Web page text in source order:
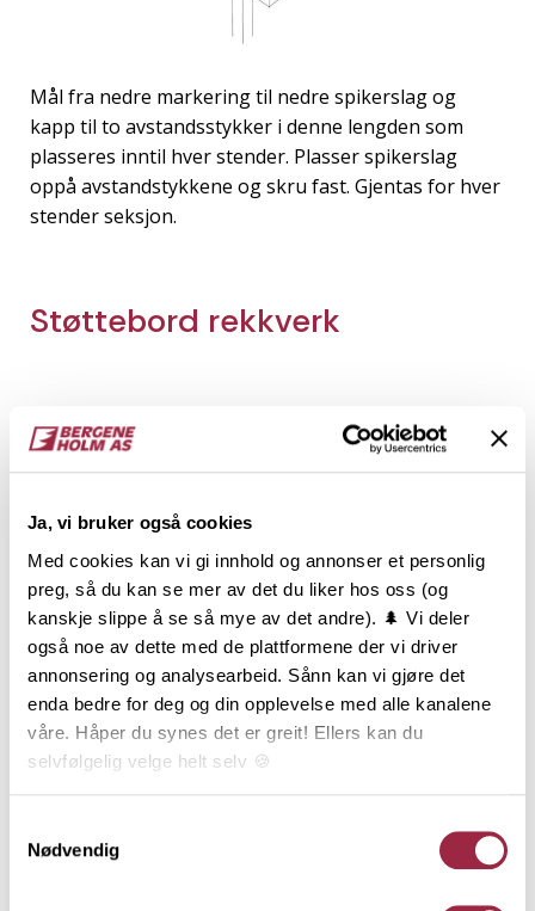
Ja, vi bruker også cookies
Med cookies kan vi gi innhold og annonser et personlig
preg, så du kan se mer av det du liker hos oss (og
kanskje slippe å se så mye av det andre). 🌲 Vi deler
også noe av dette med de plattformene der vi driver
annonsering og analysearbeid. Sånn kan vi gjøre det
enda bedre for deg og din opplevelse med alle kanalene
våre. Håper du synes det er greit! Ellers kan du
selvfølgelig velge helt selv 🍪
Nødvendig
Mål fra nedre markering til nedre spikerslag og
kapp til to avstandsstykker i denne lengden som
plasseres inntil hver stender. Plasser spikerslag
oppå avstandstykkene og skru fast. Gjentas for hver
stender seksjon.
Støttebord rekkverk
Når støttebordet skal festes kan man midletidig slå
to skruer og renskjær hjørnene.